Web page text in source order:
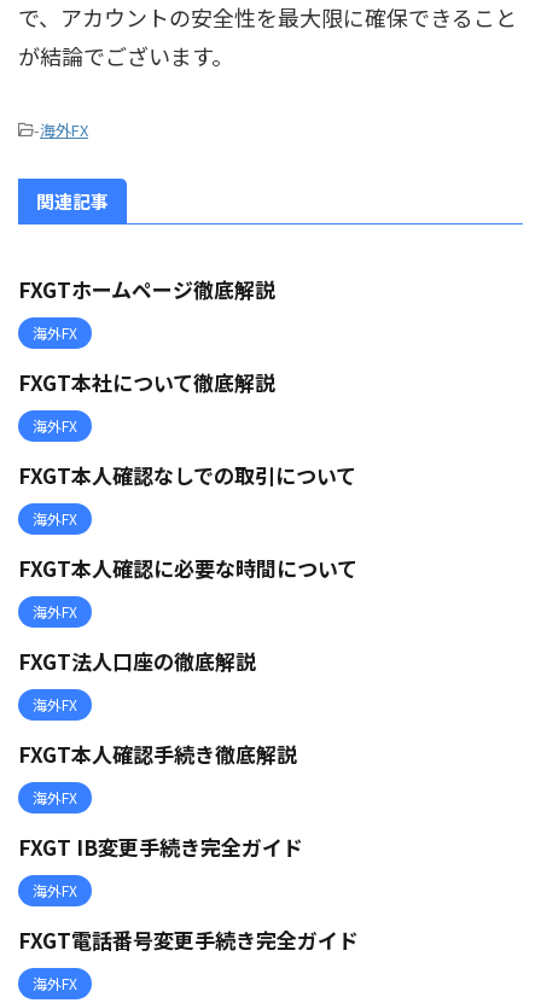
で、アカウントの安全性を最大限に確保できること
が結論でございます。
-海外FX
関連記事
FXGTホームページ徹底解説
海外FX
FXGT本社について徹底解説
海外FX
FXGT本人確認なしでの取引について
海外FX
FXGT本人確認に必要な時間について
海外FX
FXGT法人口座の徹底解説
海外FX
FXGT本人確認手続き徹底解説
海外FX
FXGT IB変更手続き完全ガイド
海外FX
FXGT電話番号変更手続き完全ガイド
海外FX